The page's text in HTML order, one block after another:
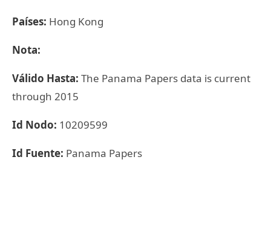
Países: Hong Kong
Nota:
Válido Hasta: The Panama Papers data is current
through 2015
Id Nodo: 10209599
Id Fuente: Panama Papers